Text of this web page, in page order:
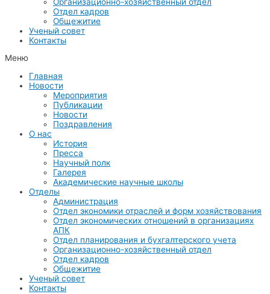
Отдел кадров
Общежитие
Ученый совет
Контакты
Меню
Главная
Новости
Мероприятия
Публикации
Новости
Поздравления
О нас
История
Пресса
Научный полк
Галерея
Академические научные школы
Отделы
Администрация
Отдел экономики отраслей и форм хозяйствования
Отдел экономических отношений в организациях
АПК
Отдел планирования и бухгалтерского учета
Организационно-хозяйственный отдел
Отдел кадров
Общежитие
Ученый совет
Контакты